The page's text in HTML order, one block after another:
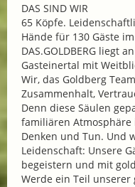
DAS SIND WIR
65 Köpfe.
Hände für 130 Gäste
DAS.GOLDBERG liegt
Gasteinertal mit
Wir, das Goldberg
Zusammenhalt,
Denn diese Säulen
familiären
Denken und Tun. Und
Leidenschaft: Unsere
begeistern und mit
Werde ein Teil unserer